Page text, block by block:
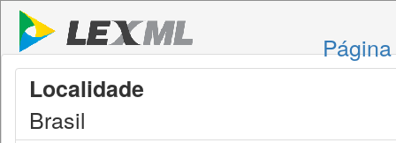
Localidade
Brasil